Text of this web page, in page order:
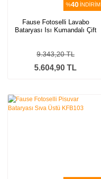
%40 İNDİRİM
Fause Fotoselli Lavabo
Bataryası Isı Kumandalı Çift
5.604,90 TL
9.343,20 TL